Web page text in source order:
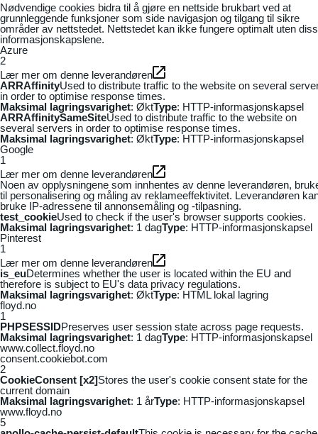
Nødvendige cookies bidra til å gjøre en nettside brukbart ved at
grunnleggende funksjoner som side navigasjon og tilgang til sikre
områder av nettstedet. Nettstedet kan ikke fungere optimalt uten
informasjonskapslene.
Azure
2
Lær mer om denne leverandøren
ARRAffinityUsed to distribute traffic to the website on several
in order to optimise response times.
Maksimal lagringsvarighet: ØktType: HTTP-informasjonskapsel
ARRAffinitySameSiteUsed to distribute traffic to the website on
several servers in order to optimise response times.
Maksimal lagringsvarighet: ØktType: HTTP-informasjonskapsel
Google
1
Lær mer om denne leverandøren
Noen av opplysningene som innhentes av denne leverandøren,
til personalisering og måling av reklameeffektivitet. Leverandøren
bruke IP-adressene til annonsemåling og -tilpasning.
test_cookieUsed to check if the user's browser supports cookies.
Maksimal lagringsvarighet: 1 dagType: HTTP-informasjonskapsel
Pinterest
1
Lær mer om denne leverandøren
is_euDetermines whether the user is located within the EU and
therefore is subject to EU's data privacy regulations.
Maksimal lagringsvarighet: ØktType: HTML lokal lagring
floyd.no
1
PHPSESSIDPreserves user session state across page requests.
Maksimal lagringsvarighet: 1 dagType: HTTP-informasjonskapsel
www.collect.floyd.no
consent.cookiebot.com
2
CookieConsent [x2]Stores the user's cookie consent state for the
current domain
Maksimal lagringsvarighet: 1 årType: HTTP-informasjonskapsel
www.floyd.no
5